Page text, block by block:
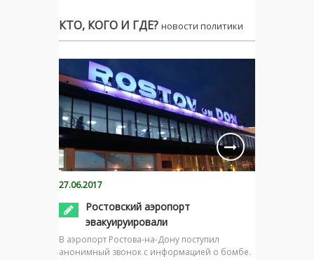
КТО, КОГО И ГДЕ? новости политики
27.06.2017
Ростовский аэропорт
эвакуируировали
В аэропорт Ростова-на-Дону поступил
анонимный звонок с информацией о бомбе.